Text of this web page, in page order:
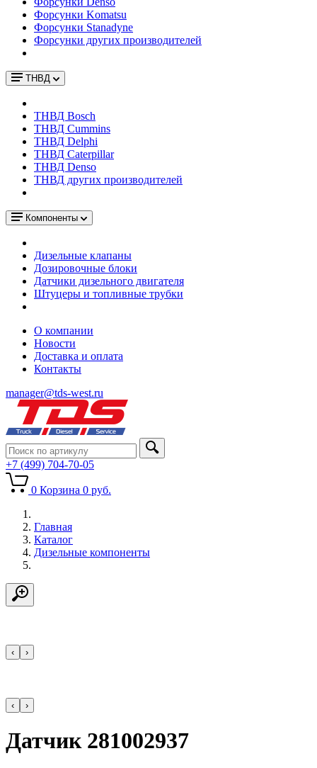
Форсунки Komatsu
Форсунки Stanadyne
Форсунки других производителей
ТНВД
ТНВД Bosch
ТНВД Cummins
ТНВД Delphi
ТНВД Caterpillar
ТНВД Denso
ТНВД других производителей
Компоненты
Дизельные клапаны
Дозировочные блоки
Датчики дизельного двигателя
Штуцеры и топливные трубки
О компании
Новости
Доставка и оплата
Контакты
manager@tds-west.ru
+7 (499) 704-70-05
0 Корзина 0 руб.
Главная
Каталог
Дизельные компоненты
‹ ›
‹ ›
Датчик 281002937